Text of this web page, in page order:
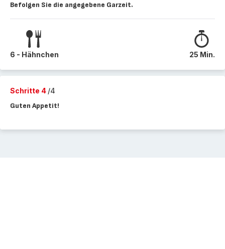
Befolgen Sie die angegebene Garzeit.
6 - Hähnchen 25 Min.
Schritte 4 /4
Guten Appetit!